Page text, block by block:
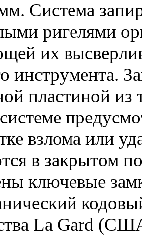
Система
ригелями
их
инструмента.
пластиной из
взлома или
в закрытом
ключевые
La Gard